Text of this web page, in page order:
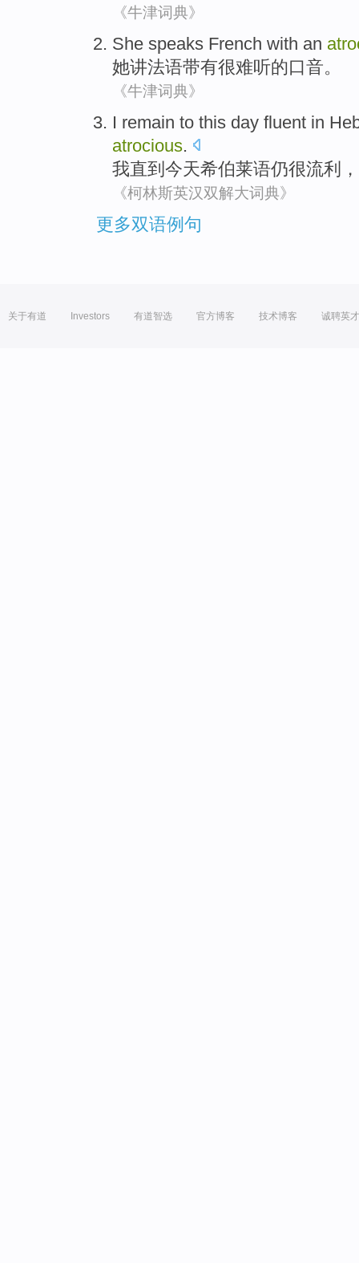
《牛津词典》
She speaks French with an
她讲法语带有很难听的口音。
《牛津词典》
I remain to this day fluent in
atrocious.
我直到 今天希伯莱语仍很流利 ，
《柯林斯英汉双解大词典》
更多双语例句
关于有道 Investors 有道智选 官方博客 技术博客 诚聘英才